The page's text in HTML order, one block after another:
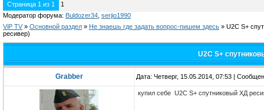
Страница 1 из 1
1
Модератор форума: Buldozer34 serjio1990
ViP TV » Oсновной раздел » Не знаешь где задать вопрос-пишем здесь » U2C S+
ресивер)
U2C S+
Grabber Дата: Четверг, 15.05.2014, 07:53 |
купил себе U2C S+ спутниковый ХД